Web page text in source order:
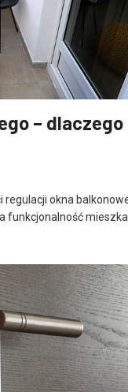
– dlaczego
regulacji okna
funkcjonalność